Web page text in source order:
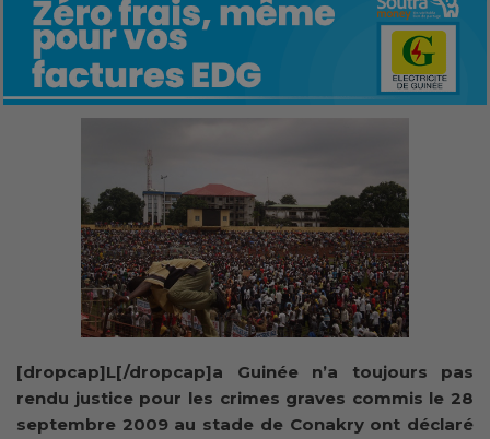
[dropcap]L[/dropcap]a Guinée n’a toujours pas
rendu justice pour les crimes graves commis le 28
septembre 2009 au stade de Conakry ont déclaré